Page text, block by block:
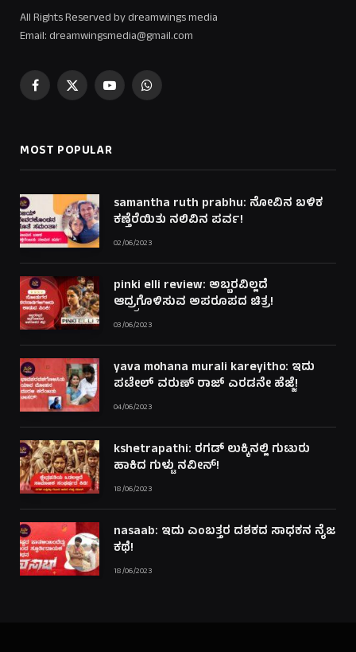
All Rights Reserved by dreamwings media
Email: dreamwingsmedia@gmail.com
Facebook
X
YouTubeWhatsApp
MOST POPULAR
samantha ruth prabhu: ನೋವಿನ ಬಳಿಕ
ಕಣ್ತೆರೆಯಿತು ನಲಿವಿನ ಪರ್ವ!
02/06/2023
pinki elli review: ಅಬ್ಬರವಿಲ್ಲದೆ
ಆದ್ರ್ರಗೊಳಿಸುವ ಅಪರೂಪದ ಚಿತ್ರ!
03/06/2023
yava mohana murali kareyitho: ಇದು
ಪಟೇಲ್ ವರುಣ್ ರಾಜ್ ಎರಡನೇ ಹೆಜ್ಜೆ!
04/06/2023
kshetrapathi: ರಗಡ್ ಲುಕ್ಕಿನಲ್ಲಿ ಗುಟುರು
ಹಾಕಿದ ಗುಳ್ಟು ನವೀನ್!
18/06/2023
nasaab: ಇದು ಎಂಬತ್ತರ ದಶಕದ ಸಾಧಕನ ನೈಜ
ಕಥೆ!
18/06/2023